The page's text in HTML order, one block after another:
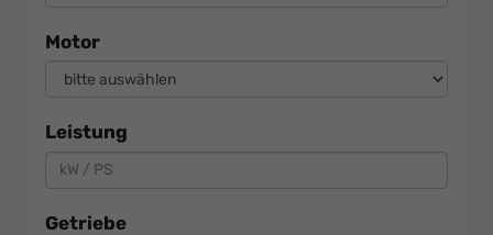
Motor
Leistung
Getriebe